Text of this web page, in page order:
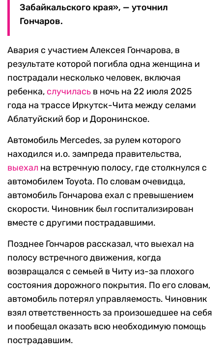
Забайкальского края», — уточнил
Гончаров.
Авария с участием Алексея Гончарова, в
результате которой погибла одна женщина и
пострадали несколько человек, включая
ребенка, случилась в ночь на 22 июля 2025
года на трассе Иркутск-Чита между селами
Аблатуйский бор и Доронинское.
Автомобиль Mercedes, за рулем которого
находился и.о. зампреда правительства,
выехал на встречную полосу, где столкнулся с
автомобилем Toyota. По словам очевидца,
автомобиль Гончарова ехал с превышением
скорости. Чиновник был госпитализирован
вместе с другими пострадавшими.
Позднее Гончаров рассказал, что выехал на
полосу встречного движения, когда
возвращался с семьей в Читу из-за плохого
состояния дорожного покрытия. По его словам,
автомобиль потерял управляемость. Чиновник
взял ответственность за произошедшее на себя
и пообещал оказать всю необходимую помощь
пострадавшим.